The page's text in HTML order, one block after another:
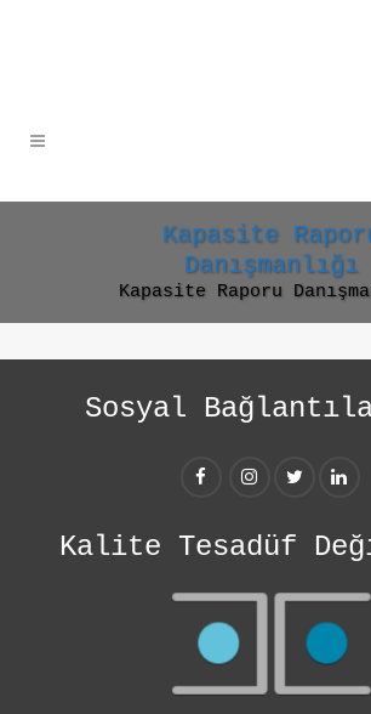
Kapasite
Danışmanlığı
Kapasite Raporu
Sosyal
Kalite Tesadüf